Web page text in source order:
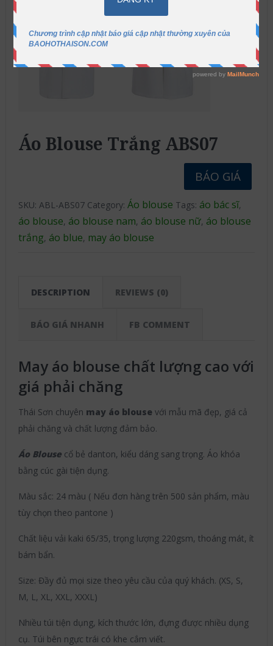
Áo Blouse Trắng ABS07
BÁO GIÁ
SKU: ABL-ABS07 Category: Áo blouse Tags: áo bác sĩ,
áo blouse, áo blouse nam, áo blouse nữ, áo blouse
trắng, áo blue, may áo blouse
DESCRIPTION REVIEWS (0)
BÁO GIÁ NHANH FB COMMENT
May áo blouse chất lượng cao với
giá phải chăng
Thái Sơn chuyên may áo blouse với mẫu mã đẹp, giá cả
phải chăng và chất lượng đảm bảo.
Áo Blousecổ bẻ danton, kiểu dáng sang trọng. Áo khóa
bằng cúc gài tiện dụng.
Màu sắc: 24 màu ( Nếu đơn hàng trên 500 sản phẩm, màu
tùy chọn theo pantone )
Chất liệu vải kaki 65/35, trọng lượng 220gsm, thoáng mát, ít
bám bẩn.
Size: Đầy đủ mọi size theo yêu cầu của quý khách. (XS, S,
M, L, XL, XXL, XXXL)
Nhiều túi tiện dụng, kích thước lớn, đựng được nhiều dụng
cụ. Túi bên ngực trái có khe cắm viết.